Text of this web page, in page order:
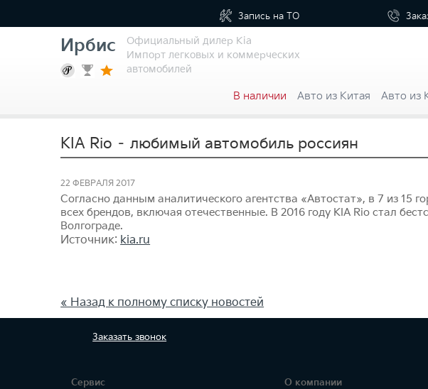
Запись на ТО
Ирбис
Официальный дилер Kia
Импорт легковых и коммерческих
автомобилей
В наличии Авто из Китая Авто из
KIA Rio – любимый автомобиль россиян
22 ФЕВРАЛЯ 2017
Согласно данным аналитического агентства «Автостат», в 7 из
всех брендов, включая отечественные. В 2016 году KIA Rio стал
Волгограде.
Источник: kia.ru
« Назад к полному списку новостей
Заказатьзвонок
Сервис О компании